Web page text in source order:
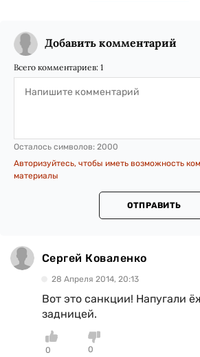
Добавить комментарий
Всего комментариев: 1
Осталось символов: 2000
Авторизуйтесь, чтобы иметь возможность
материалы
ОТПРАВИТЬ
Сергей Коваленко
28 Апреля 2014, 20:13
Вот это санкции! Напугали
задницей.
0
0